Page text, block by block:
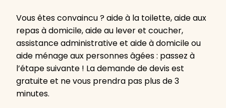
Vous êtes convaincu ? aide à la toilette, aide aux
repas à domicile, aide au lever et coucher,
assistance administrative et aide à domicile ou
aide ménage aux personnes âgées : passez à
l’étape suivante ! La demande de devis est
gratuite et ne vous prendra pas plus de 3
minutes.